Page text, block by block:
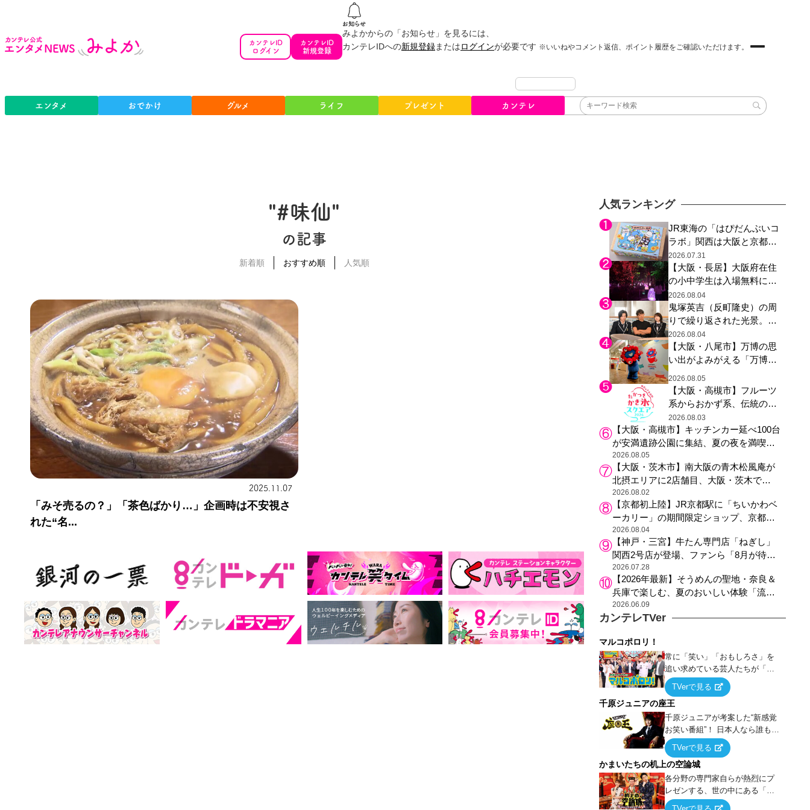
カンテレID
ログイン
カンテレID
新規登録
みよかからの「お知らせ」を見るには、
カンテレIDへの新規登録またはログインが必要です ※いいねやコメント返信、ポイント履歴をご確認いただけます。
エンタメ おでかけ グルメ ライフ プレゼント カンテレ
"#味仙"
の記事
新着順 おすすめ順 人気順
2025.11.07
「みそ売るの？」「茶色ばかり…」企画時は不安視さ
れた“名...
人気ランキング
JR東海の「はぴだんぶいコ
ラボ」関西は大阪と京都の
み、日焼けしたポチャッコ
らサンリオキャラが描かれ
た駅弁やグッズが登場
2026.07.31
【大阪・長居】大阪府在住
の小中学生は入場無料に、
チームラボが「夏休みの自
由研究の課題に」と「ボタ
ニカルガーデン 大阪」へ招
待
2026.08.04
鬼塚英吉（反町隆史）の周
りで繰り返された光景。ド
ラマ『GTO』第３話で光っ
た演出の巧みさ
2026.08.04
【大阪・八尾市】万博の思
い出がよみがえる「万博レ
クミャク登場、大屋根リン
グ木材展示も
2026.08.05
【大阪・高槻市】フルーツ
系からおかず系、伝統の天
然氷まで人気店が集結、高
槻阪急スクエアで「かき
氷」祭り
2026.08.03
【大阪・高槻市】キッチンカー延べ100台
が安満遺跡公園に集結、夏の夜を満喫す
る4日間のグルメイベント
2026.08.05
【大阪・茨木市】南大阪の青木松風庵が
北摂エリアに2店舗目、大阪・茨木で
も“焼きたて”の月化粧が食べられる
2026.08.02
【京都初上陸】JR京都駅に「ちいかわベ
ーカリー」の期間限定ショップ、京都の
銘菓“おたべ”との限定コラボも
2026.08.04
【神戸・三宮】牛たん専門店「ねぎし」
関西2号店が登場、ファンら「8月が待ち
遠しい」と早くから注目
2026.07.28
【2026年最新】そうめんの聖地・奈良＆
兵庫で楽しむ、夏のおいしい体験「流し
そうめん体験」おすすめ3選
2026.06.09
カンテレTVer
マルコポロリ！
常に「笑い」「おもしろさ」を
追い求めている芸人たちが「芸
能界」という大海原に漕ぎ出で
て、新たなオモシロ人間を発掘
する！
TVerで見る
千原ジュニアの座王
千原ジュニアが考案した“新感覚
お笑い番組”！ 日本人なら誰もが
馴染みのある『イス取りゲー
ム』をベースに、大喜利・ギャ
グ・モノボケ・歌…など様々な
お題で芸人がショートネタを競
い合う！
TVerで見る
かまいたちの机上の空論城
各分野の専門家自らが熱烈にプ
レゼンする、世の中にある「試
したことはないが、やってみた